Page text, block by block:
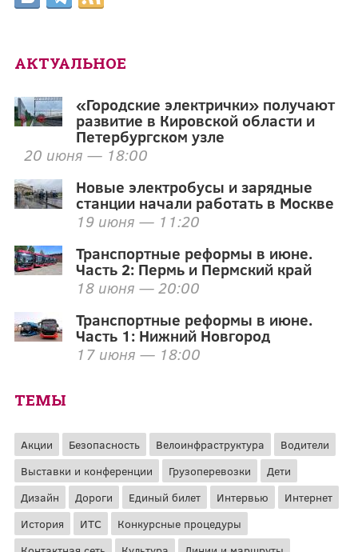
АКТУАЛЬНОЕ
«Городские электрички» получают
развитие в Кировской области и
Петербургском узле
20 июня — 18:00
Новые электробусы и зарядные
станции начали работать в Москве
19 июня — 11:20
Транспортные реформы в июне.
Часть 2: Пермь и Пермский край
18 июня — 20:00
Транспортные реформы в июне.
Часть 1: Нижний Новгород
17 июня — 18:00
ТЕМЫ
Акции Безопасность Велоинфраструктура
Водители
Выставки и конференции
Грузоперевозки
Дети
Дизайн
Дороги Единый билет Интервью
Интернет
История
ИТС
Конкурсные процедуры